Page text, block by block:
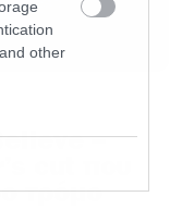
other
–
cut που
τρόμο